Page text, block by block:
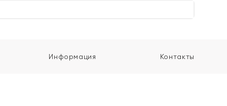
Информация Контакты